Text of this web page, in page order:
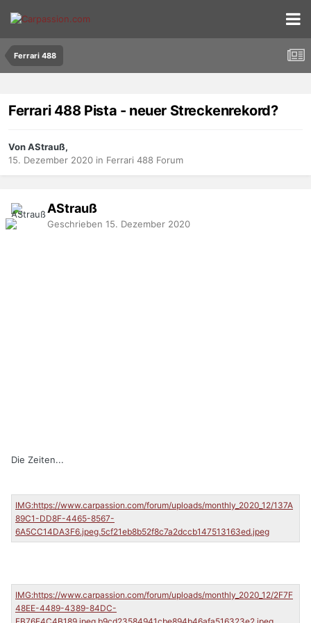
Ferrari 488
Ferrari 488 Pista - neuer Streckenrekord?
Von AStrauß,
15. Dezember 2020 in Ferrari 488 Forum
AStrauß
Geschrieben 15. Dezember 2020
Die Zeiten...